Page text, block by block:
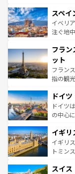
ろん、
景など
ピザや
ませて
なお、
しい。
スペイ
イベリ
注ぐ地
文化が
れる闘
る。首
アート
せる。
ンテン
フラン
ット
フラン
指の観
で、幅
聖堂、
から魅
いる。
香り高
らに、
れる地
ドイツ
ドイツ
の中心
顔を持
ルリン
してラ
は、お酒
イギリ
イギリ
トミン
リアご
スイス